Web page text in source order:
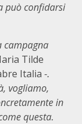
può confidarsi
campagna
Tilde
Italia -.
vogliamo,
in
questa.